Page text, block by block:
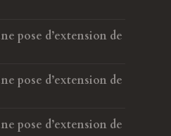
pose d’extension de
pose d’extension de
pose d’extension de